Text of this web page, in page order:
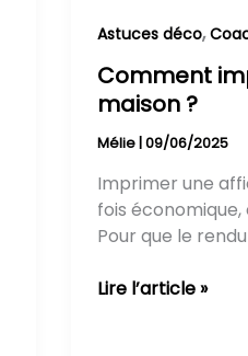
Astuces déco,
Comment
maison ?
Mélie |09/06/2025
Imprimer une
fois
Pour que le
une
maison
?
Lire l’article »